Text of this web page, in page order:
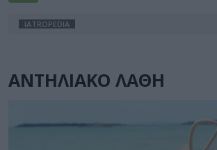
IATROPEDIA
ΑΝΤΗΛΙΑΚΟ ΛΑΘΗ